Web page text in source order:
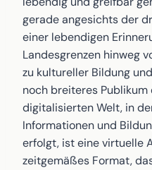
gerade angesichts der
einer lebendigen
Landesgrenzen hinweg
zu kultureller Bildung
noch breiteres Publikum
digitalisierten Welt, in
Informationen und
erfolgt, ist eine virtuelle
zeitgemäßes Format,